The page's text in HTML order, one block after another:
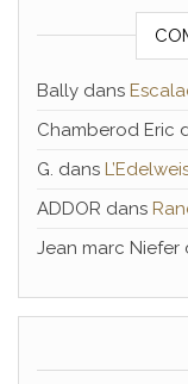
Bally dans
Chamberod Eric
G. dans
ADDOR dans
Jean marc Niefer